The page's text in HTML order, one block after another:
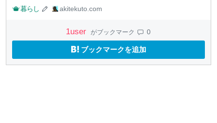
暮らし akitekuto.com
1user がブックマーク 0
ブックマークを追加